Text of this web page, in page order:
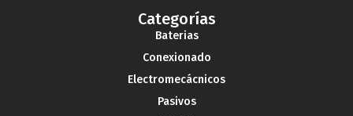
Categorías
Baterias
Conexionado
Electromecácnicos
Pasivos